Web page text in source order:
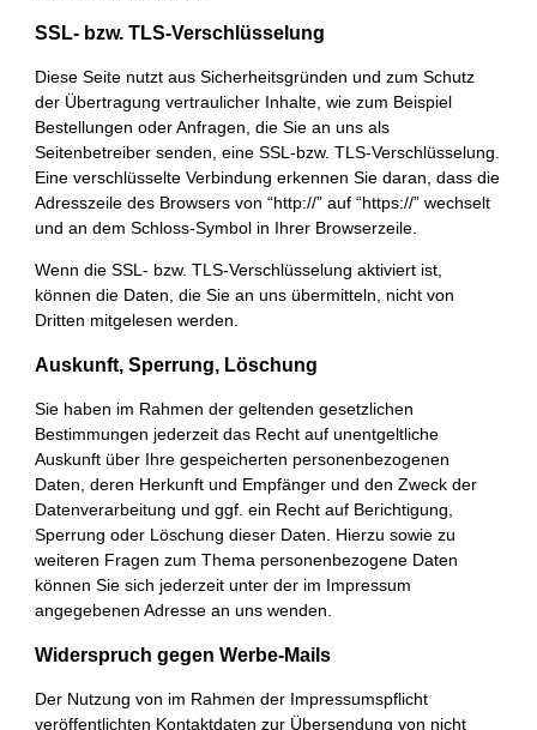
SSL- bzw. TLS-Verschlüsselung
Diese Seite nutzt aus Sicherheitsgründen und zum Schutz
der Übertragung vertraulicher Inhalte, wie zum Beispiel
Bestellungen oder Anfragen, die Sie an uns als
Seitenbetreiber senden, eine SSL-bzw. TLS-Verschlüsselung.
Eine verschlüsselte Verbindung erkennen Sie daran, dass die
Adresszeile des Browsers von “http://” auf “https://” wechselt
und an dem Schloss-Symbol in Ihrer Browserzeile.
Wenn die SSL- bzw. TLS-Verschlüsselung aktiviert ist,
können die Daten, die Sie an uns übermitteln, nicht von
Dritten mitgelesen werden.
Auskunft, Sperrung, Löschung
Sie haben im Rahmen der geltenden gesetzlichen
Bestimmungen jederzeit das Recht auf unentgeltliche
Auskunft über Ihre gespeicherten personenbezogenen
Daten, deren Herkunft und Empfänger und den Zweck der
Datenverarbeitung und ggf. ein Recht auf Berichtigung,
Sperrung oder Löschung dieser Daten. Hierzu sowie zu
weiteren Fragen zum Thema personenbezogene Daten
können Sie sich jederzeit unter der im Impressum
angegebenen Adresse an uns wenden.
Widerspruch gegen Werbe-Mails
Der Nutzung von im Rahmen der Impressumspflicht
veröffentlichten Kontaktdaten zur Übersendung von nicht